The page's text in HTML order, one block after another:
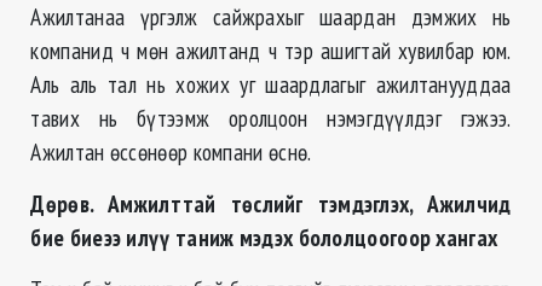
Ажилтанаа үргэлж сайжрахыг шаардан дэмжих нь
компанид ч мөн ажилтанд ч тэр ашигтай хувилбар юм.
Аль аль тал нь хожих уг шаардлагыг ажилтанууддаа
тавих нь бүтээмж оролцоон нэмэгдүүлдэг гэжээ.
Ажилтан өссөнөөр компани өснө.
Дөрөв. Амжилттай төслийг тэмдэглэх, Ажилчид
бие биеээ илүү таниж мэдэх бололцоогоор хангах